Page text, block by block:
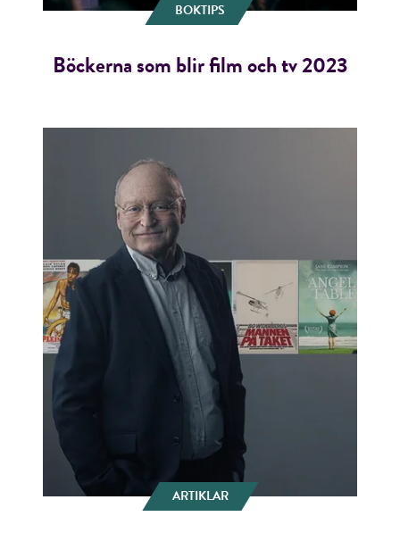
BOKTIPS
Böckerna som blir film och tv 2023
ARTIKLAR